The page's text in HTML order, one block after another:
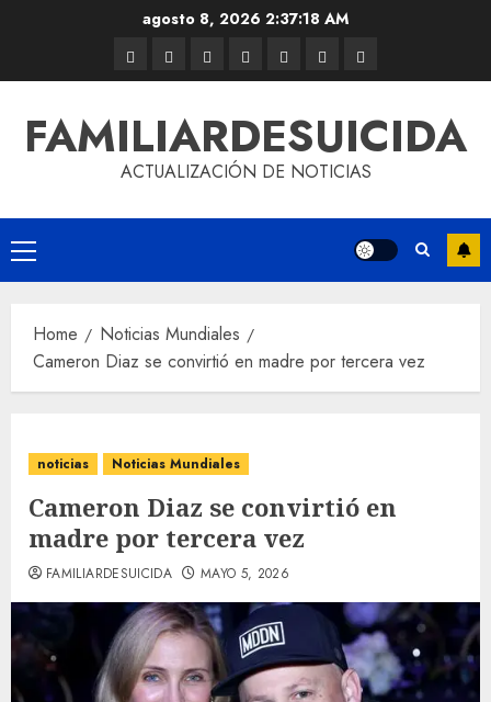
agosto 8, 2026 2:37:18 AM
FAMILIARDESUICIDA
ACTUALIZACIÓN DE NOTICIAS
Home
Noticias Mundiales
Cameron Diaz se convirtió en madre por tercera vez
noticias Noticias Mundiales
Cameron Diaz se convirtió en
madre por tercera vez
FAMILIARDESUICIDA MAYO 5, 2026